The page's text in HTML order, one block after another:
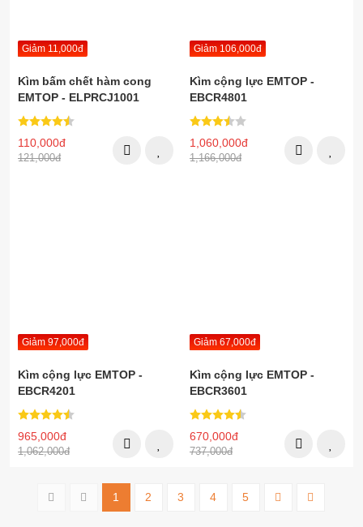
Giảm 11,000đ
Kìm bấm chết hàm cong
EMTOP - ELPRCJ1001
110,000đ
121,000đ
Giảm 106,000đ
Kìm cộng lực EMTOP -
EBCR4801
1,060,000đ
1,166,000đ
Giảm 97,000đ
Kìm cộng lực EMTOP -
EBCR4201
965,000đ
1,062,000đ
Giảm 67,000đ
Kìm cộng lực EMTOP -
EBCR3601
670,000đ
737,000đ
1 2 3 4 5